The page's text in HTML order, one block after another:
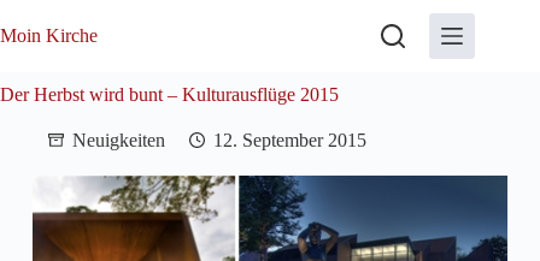
Inhalt
Moin Kirche
Der Herbst wird bunt – Kulturausflüge 2015
Neuigkeiten 12. September 2015